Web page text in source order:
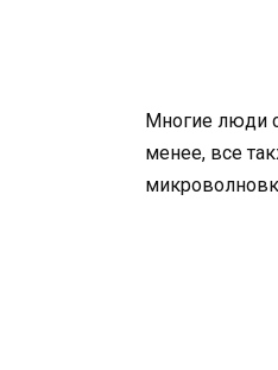
Многие люди
менее, все